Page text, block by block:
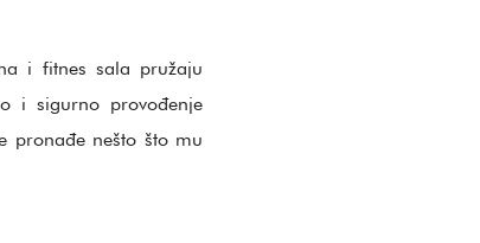
i fitnes sala pružaju
i sigurno provođenje
pronađe nešto što mu